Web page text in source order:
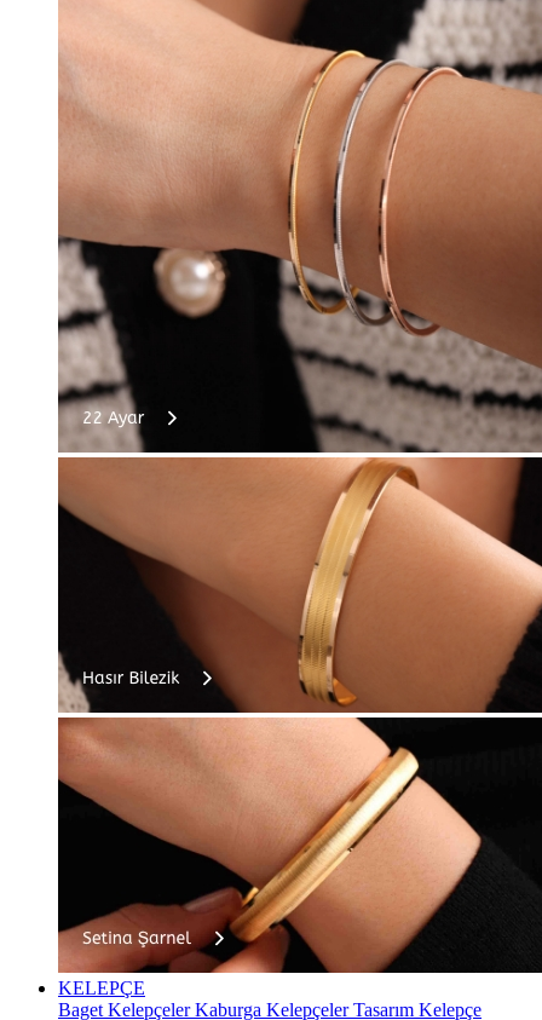
KELEPÇE
Baget KelepçelerKaburga KelepçelerTasarım Kelepçe